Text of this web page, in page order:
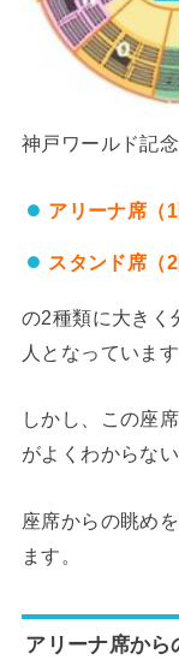
神戸ワールド記
アリーナ席（1
スタンド席（2
の2種類に大きく
人となっています
しかし、この座
がよくわからな
座席からの眺め
ます。
アリーナ席から